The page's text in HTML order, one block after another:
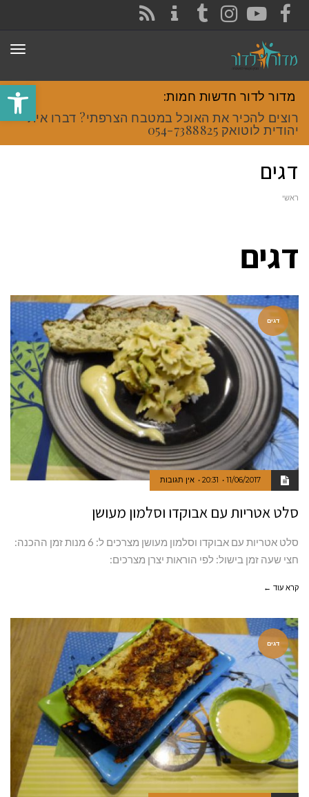
פתח
FACEBOOK
YOUTUBE
INSTAGRAM
TUMBLR
מדור לדור חדשות חמות:
רוצים להכיר את האוכל במטבח הצרפתי? דברו איתי
יהודית לוטואק 054-7388825.
דגים
ראשי
דגים
דגים
11/06/2017
20:31 אין תגובות
סלט אטריות עם אבוקדו וסלמון מעושן
סלט אטריות עם אבוקדו וסלמון מעושן מצרכים ל: 6 מנות זמן ההכנה:
חצי שעה זמן בישול: לפי הוראות יצרן מצרכים:
קרא עוד ←
דגים